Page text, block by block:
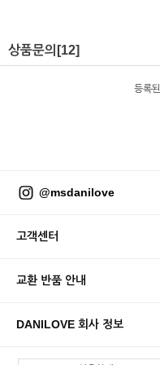
상품문의 [12]
등록
@msdanilove
고객센터
교환 반품 안내
DANILOVE 회사 정보